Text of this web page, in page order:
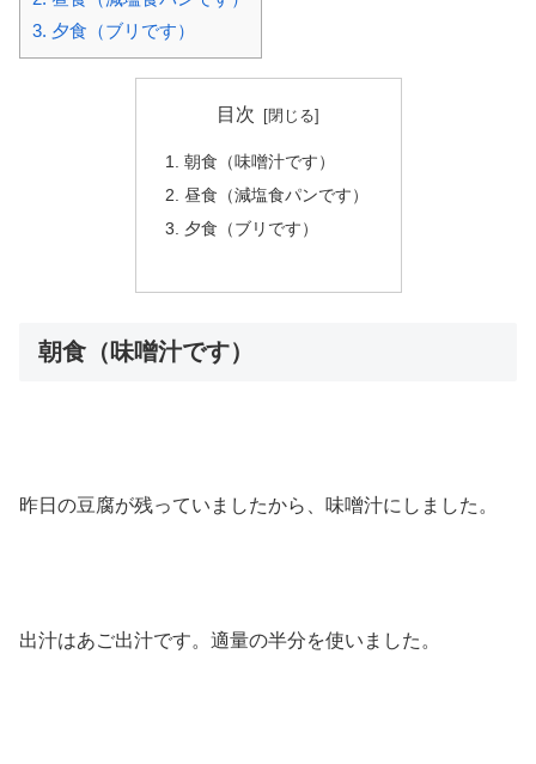
3. 夕食（ブリです）
目次
朝食（味噌汁です）
昼食（減塩食パンです）
夕食（ブリです）
朝食（味噌汁です）
昨日の豆腐が残っていましたから、味噌汁にしました。
出汁はあご出汁です。適量の半分を使いました。